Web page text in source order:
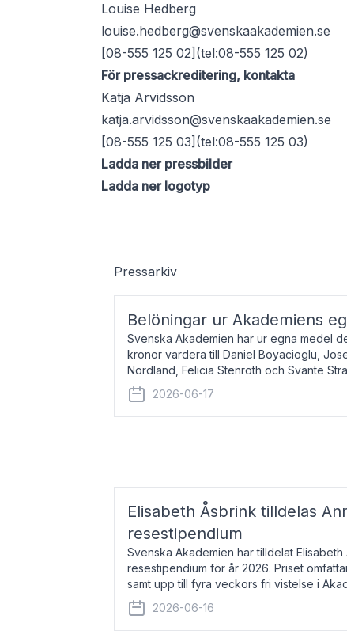
Louise Hedberg
louise.hedberg@svenskaakademien.se
[08-555 125 02](tel:08-555 125 02)
För pressackreditering, kontakta
Katja Arvidsson
katja.arvidsson@svenskaakademien.se
[08-555 125 03](tel:08-555 125 03)
Ladda ner pressbilder
Ladda ner logotyp
Pressarkiv
Belöningar ur Akademiens
Svenska Akademien har ur egna medel
kronor vardera till Daniel Boyacioglu,
Nordland, Felicia Stenroth och Svante
född 1981, är poet och scenartist. Josef
2026-06-17
Elisabeth Åsbrink tilldelas
resestipendium
Svenska Akademien har tilldelat
resestipendium för år 2026. Priset
samt upp till fyra veckors fri vistelse i
Elisabeth Åsbrink, född 1965 oc
2026-06-16